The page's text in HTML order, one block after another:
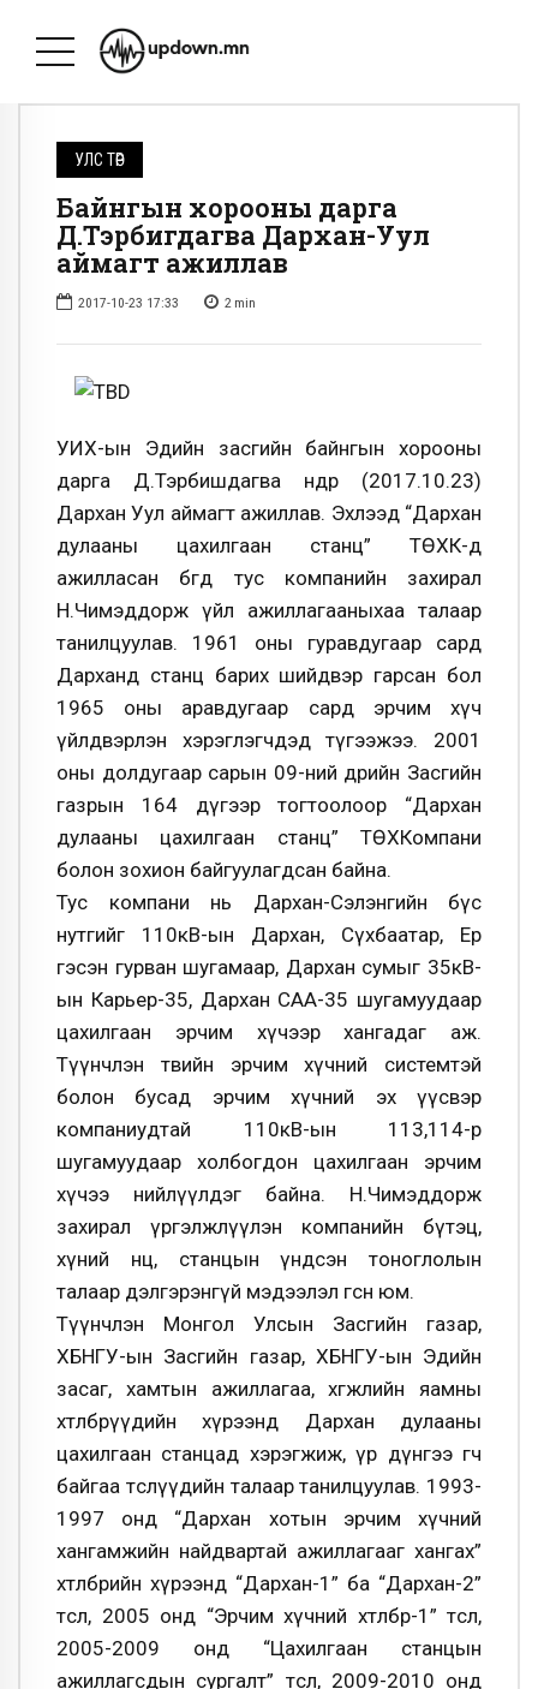
УЛС ТӨР
Байнгын хорооны дарга
Д.Тэрбигдагва Дархан-Уул
аймагт ажиллав
2017-10-23 17:33 2 min
УИХ-ын Эдийн засгийн байнгын хорооны
дарга Д.Тэрбишдагва өнөөдөр (2017.10.23)
Дархан Уул аймагт ажиллав. Эхлээд “Дархан
дулааны цахилгаан станц” ТӨХК-д
ажилласан бөгөөд тус компанийн захирал
Н.Чимэддорж үйл ажиллагааныхаа талаар
танилцуулав. 1961 оны гуравдугаар сард
Дарханд станц барих шийдвэр гарсан бол
1965 оны аравдугаар сард эрчим хүч
үйлдвэрлэн хэрэглэгчдэд түгээжээ. 2001
оны долдугаар сарын 09-ний өдрийн Засгийн
газрын 164 дүгээр тогтоолоор “Дархан
дулааны цахилгаан станц” ТӨХКомпани
болон зохион байгуулагдсан байна.
Тус компани нь Дархан-Сэлэнгийн бүс
нутгийг 110кВ-ын Дархан, Сүхбаатар, Ерөө
гэсэн гурван шугамаар, Дархан сумыг 35кВ-
ын Карьер-35, Дархан САА-35 шугамуудаар
цахилгаан эрчим хүчээр хангадаг аж.
Түүнчлэн төвийн эрчим хүчний системтэй
болон бусад эрчим хүчний эх үүсвэр
компаниудтай 110кВ-ын 113,114-р
шугамуудаар холбогдон цахилгаан эрчим
хүчээ нийлүүлдэг байна. Н.Чимэддорж
захирал үргэлжлүүлэн компанийн бүтэц,
хүний нөөц, станцын үндсэн тоноглолын
талаар дэлгэрэнгүй мэдээлэл өгсөн юм.
Түүнчлэн Монгол Улсын Засгийн газар,
ХБНГУ-ын Засгийн газар, ХБНГУ-ын Эдийн
засаг, хамтын ажиллагаа, хөгжлийн яамны
хөтөлбөрүүдийн хүрээнд Дархан дулааны
цахилгаан станцад хэрэгжиж, үр дүнгээ өгч
байгаа төслүүдийн талаар танилцуулав. 1993-
1997 онд “Дархан хотын эрчим хүчний
хангамжийн найдвартай ажиллагааг хангах”
хөтөлбөрийн хүрээнд “Дархан-1” ба “Дархан-2”
төсөл, 2005 онд “Эрчим хүчний хөтөлбөр-1” төсөл,
2005-2009 онд “Цахилгаан станцын
ажиллагсдын сургалт” төсөл, 2009-2010 онд